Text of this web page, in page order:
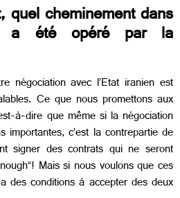
cheminement dans
a été opéré par la
négociation avec l’Etat iranien est
Ce que nous promettons aux
à-dire que même si la négociation
importantes, c’est la contrepartie de
signer des contrats qui ne seront
Mais si nous voulons que ces
des conditions à accepter des deux